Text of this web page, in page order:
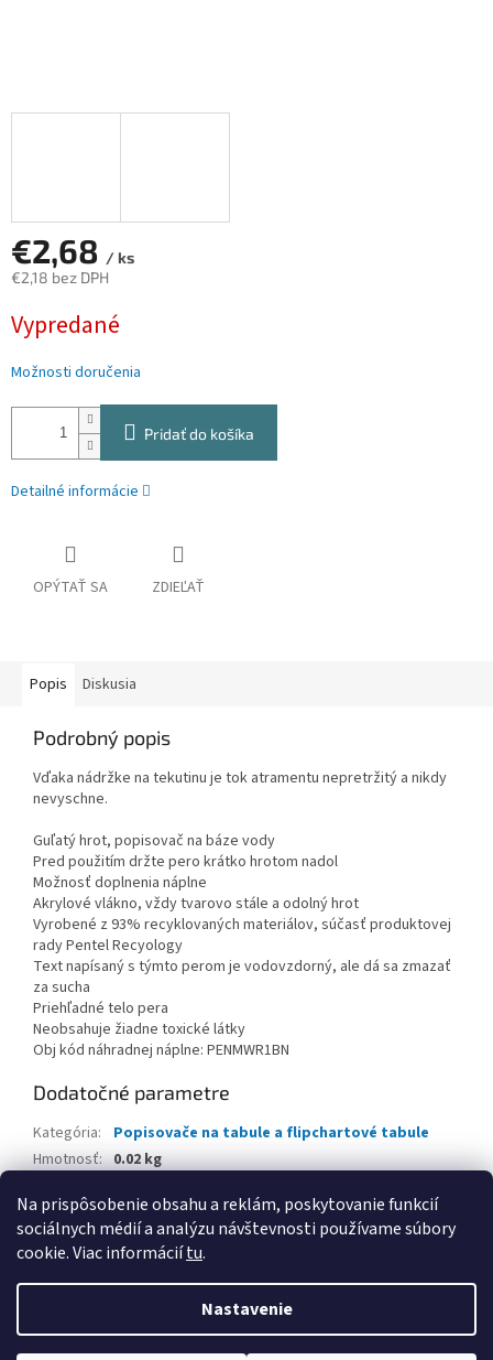
Na prispôsobenie obsahu a reklám, poskytovanie funkcií
sociálnych médií a analýzu návštevnosti používame súbory
cookie. Viac informáciítu.
Nastavenie
€2,68 / ks
€2,18 bez DPH
cena:
Vypredané
Možnosti doručenia
Pridať do košíka
Detailné informácie
OPÝTAŤ SA ZDIEĽAŤ
Popis Diskusia
Podrobný popis
Vďaka nádržke na tekutinu je tok atramentu nepretržitý a nikdy
nevyschne.
Guľatý hrot, popisovač na báze vody
Pred použitím držte pero krátko hrotom nadol
Možnosť doplnenia náplne
Akrylové vlákno, vždy tvarovo stále a odolný hrot
Vyrobené z 93% recyklovaných materiálov, súčasť produktovej
rady Pentel Recyology
Text napísaný s týmto perom je vodovzdorný, ale dá sa zmazať
za sucha
Priehľadné telo pera
Neobsahuje žiadne toxické látky
Obj kód náhradnej náplne: PENMWR1BN
Dodatočné parametre
Kategória:
Popisovače na tabule a flipchartové tabule
Hmotnosť: 0.02 kg